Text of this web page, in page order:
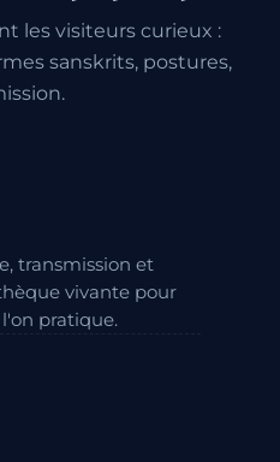
les visiteurs curieux :
sanskrits, postures,
transmission et
vivante pour
pratique.